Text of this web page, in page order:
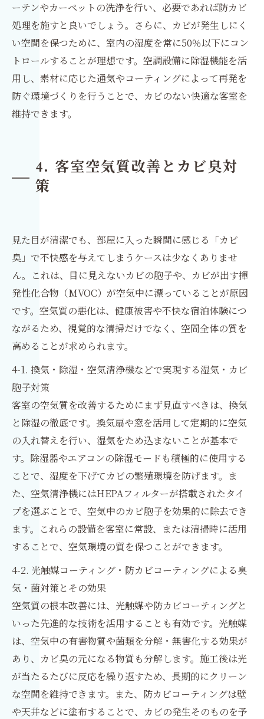
ーテンやカーペットの洗浄を行い、必要であれば防カビ
処理を施すと良いでしょう。さらに、カビが発生しにく
い空間を保つために、室内の湿度を常に50％以下にコン
トロールすることが理想です。空調設備に除湿機能を活
用し、素材に応じた通気やコーティングによって再発を
防ぐ環境づくりを行うことで、カビのない快適な客室を
維持できます。
4. 客室空気質改善とカビ臭対
策
見た目が清潔でも、部屋に入った瞬間に感じる「カビ
臭」で不快感を与えてしまうケースは少なくありませ
ん。これは、目に見えないカビの胞子や、カビが出す揮
発性化合物（MVOC）が空気中に漂っていることが原因
です。空気質の悪化は、健康被害や不快な宿泊体験につ
ながるため、視覚的な清掃だけでなく、空間全体の質を
高めることが求められます。
4-1. 換気・除湿・空気清浄機などで実現する湿気・カビ
胞子対策
客室の空気質を改善するためにまず見直すべきは、換気
と除湿の徹底です。換気扇や窓を活用して定期的に空気
の入れ替えを行い、湿気をため込まないことが基本で
す。除湿器やエアコンの除湿モードも積極的に使用する
ことで、湿度を下げてカビの繁殖環境を防げます。ま
た、空気清浄機にはHEPAフィルターが搭載されたタイ
プを選ぶことで、空気中のカビ胞子を効果的に除去でき
ます。これらの設備を客室に常設、または清掃時に活用
することで、空気環境の質を保つことができます。
4-2. 光触媒コーティング・防カビコーティングによる臭
気・菌対策とその効果
空気質の根本改善には、光触媒や防カビコーティングと
いった先進的な技術を活用することも有効です。光触媒
は、空気中の有害物質や菌類を分解・無害化する効果が
あり、カビ臭の元になる物質も分解します。施工後は光
が当たるたびに反応を繰り返すため、長期的にクリーン
な空間を維持できます。また、防カビコーティングは壁
や天井などに塗布することで、カビの発生そのものを予